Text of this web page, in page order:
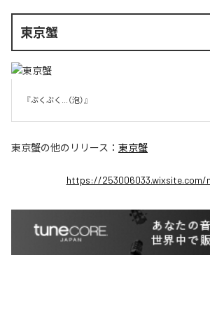
東京蟹
『ぶくぶく...（泡）』
東京蟹の他のリリース： 東京蟹
https://253006033.wixsite.com/